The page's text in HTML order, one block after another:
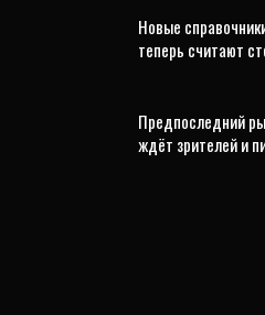
Новые
теперь считают
Предпоследний
ждёт зрителей и